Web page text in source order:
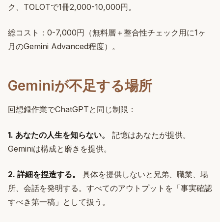
ク、TOLOTで1冊2,000-10,000円。
総コスト：0-7,000円（無料層＋整合性チェック用に1ヶ
月のGemini Advanced程度）。
Geminiが不足する場所
回想録作業でChatGPTと同じ制限：
1. あなたの人生を知らない。
記憶はあなたが提供。
Geminiは構成と磨きを提供。
2. 詳細を捏造する。
具体を提供しないと兄弟、職業、場
所、会話を発明する。すべてのアウトプットを「事実確認
すべき第一稿」として扱う。